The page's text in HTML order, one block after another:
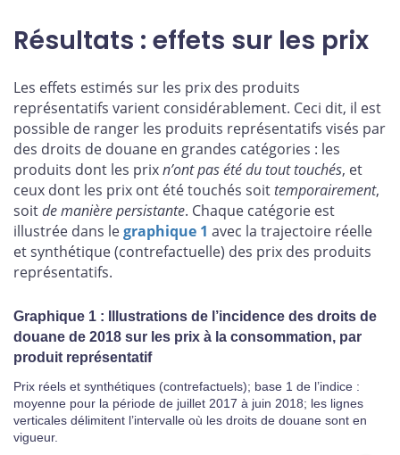
Résultats : effets sur les prix
Les effets estimés sur les prix des produits
représentatifs varient considérablement. Ceci dit, il est
possible de ranger les produits représentatifs visés par
des droits de douane en grandes catégories : les
produits dont les prixn’ont pas été du tout touchés, et
ceux dont les prix ont été touchés soittemporairement,
soitde manière persistante. Chaque catégorie est
illustrée dans legraphique 1 avec la trajectoire réelle
et synthétique (contrefactuelle) des prix des produits
représentatifs.
Graphique 1 : Illustrations de l’incidence des droits de
douane de 2018 sur les prix à la consommation, par
produit représentatif
Prix réels et synthétiques (contrefactuels); base 1 de l’indice :
moyenne pour la période de juillet 2017 à juin 2018; les lignes
verticales délimitent l’intervalle où les droits de douane sont en
vigueur.